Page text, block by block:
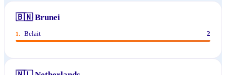
🇧🇳 Brunei
1. Belait 2